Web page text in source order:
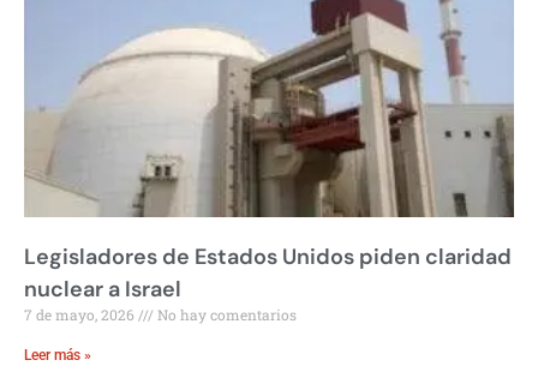
Legisladores de Estados Unidos piden claridad
nuclear a Israel
7 de mayo, 2026 No hay comentarios
Leer más »